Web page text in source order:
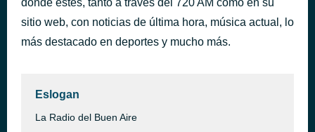
HOLA PERDIDA
Luck Ra
hace 1 hora
donde estés, tanto a través del 720 AM como en su
sitio web, con noticias de última hora, música actual, lo
más destacado en deportes y mucho más.
Eslogan
La Radio del Buen Aire